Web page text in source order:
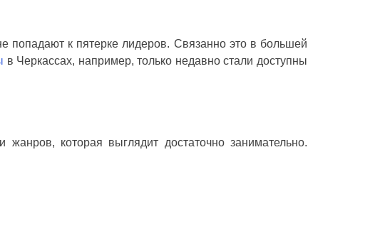
попадают к пятерке лидеров. Связанно это в большей
в Черкассах, например, только недавно стали доступны
которая выглядит достаточно занимательно.